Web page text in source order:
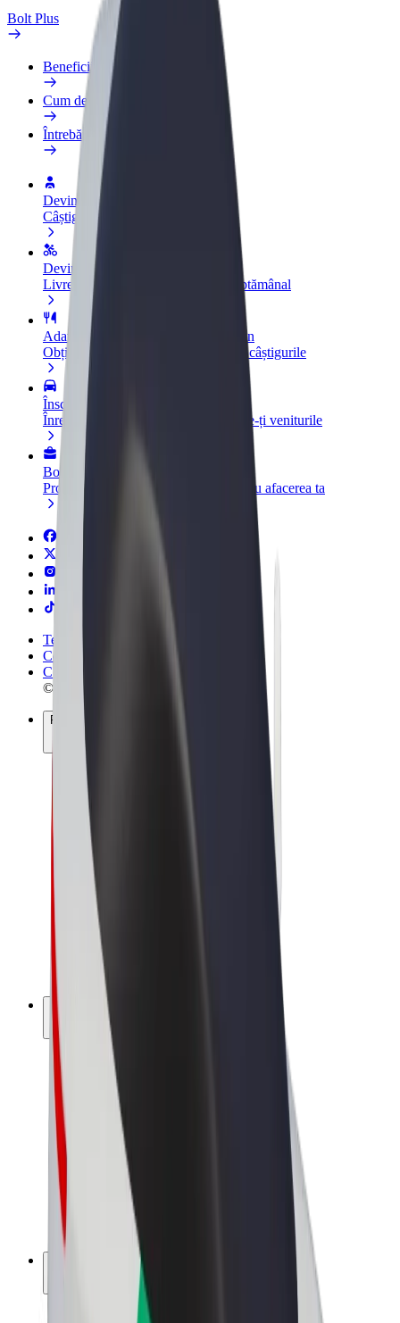
Bolt Plus
Beneficii
Cum devii membru
Întrebări frecvente
Devino șofer
Câștigă bani după propriile reguli
Devino curier
Livrează mâncare și câștigă bani săptămânal
Adaugă un restaurant sau un magazin
Obține mai mulți clienți și mărește-ți câștigurile
Înscrie-te ca administrator de flotă
Înregistrează-ți flota la Bolt și mărește-ți veniturile
Bolt for Business
Produse și servicii Bolt adaptate pentru afacerea ta
Termeni și Condiții
Confidențialitate
Cookie-uri
© 2026 Bolt Technology OÜ
Produse
Curse
Trotinete
Bolt Market
Bolt Food
Bolt Drive
Bolt for Business
Biciclete electrice
Bolt Plus
Câștigă cu Bolt
Șoferi
Câștiguri șofer partener
Câștiguri curier
Comercianți Bolt Food